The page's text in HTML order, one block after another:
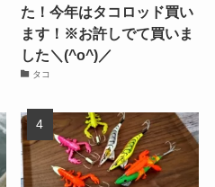
た！今年はタコロッド買い
ます！※お許しでて買いま
した＼(^o^)／
タコ